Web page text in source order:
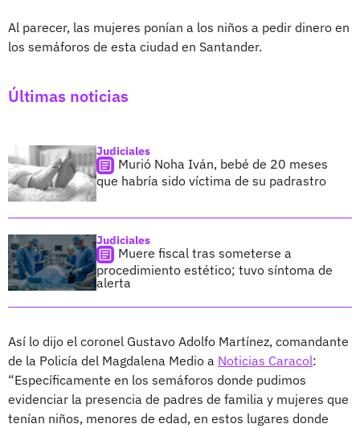
Al parecer, las mujeres ponían a los niños a pedir dinero en
los semáforos de esta ciudad en Santander.
Últimas noticias
Judiciales
Murió Noha Iván, bebé de 20 meses
que habría sido víctima de su padrastro
Judiciales
Muere fiscal tras someterse a
procedimiento estético; tuvo síntoma de
alerta
Así lo dijo el coronel Gustavo Adolfo Martínez, comandante
de la Policía del Magdalena Medio a Noticias Caracol:
“Específicamente en los semáforos donde pudimos
evidenciar la presencia de padres de familia y mujeres que
tenían niños, menores de edad, en estos lugares donde